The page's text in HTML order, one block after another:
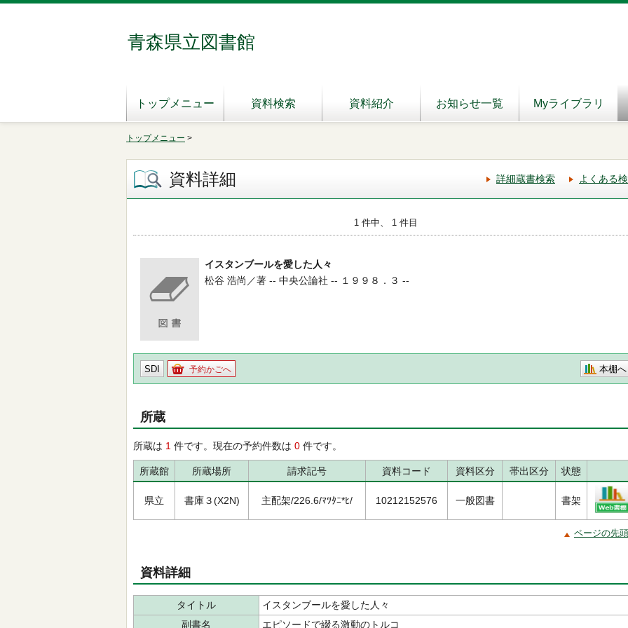
青森県立図書館
トップメニュー 資料検索 資料紹介 お知らせ一覧 Myライブラリ
トップメニュー >
資料詳細 詳細蔵書検索 よくある
1 件中、 1 件目
イスタンブールを愛した人々
松谷 浩尚／著 -- 中央公論社 -- １９９８．３ --
SDI 予約かごへ 本棚へ
所蔵
所蔵は 1 件です。現在の予約件数は 0 件です。
所蔵館 所蔵場所 請求記号 資料コード 資料区分 帯出区分 状態
県立 書庫３(X2N) 主配架/226.6/ﾏﾂﾀﾆ*ﾋ/ 10212152576 一般図書 書架
ページの先
資料詳細
タイトル
イスタンブールを愛した人々
副書名
エピソードで綴る激動のトルコ